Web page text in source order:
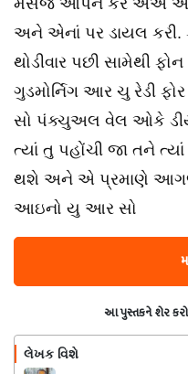
મેસેજ ઓપન કરે એએ
અને એનાં પર ડાયલ કરી.
થોડીવાર પછી સામેથી
ગુડમોર્નિગ આર ચુ રેડી
સો પંક્ચુઅલ વેલ ઓકે
ત્યાં તુ પહોંચી જા તને
થશે અને એ પ્રમાણે
આઇનો યુ આર સો
આ પુસ્તકને શેર
લેખક વિશે